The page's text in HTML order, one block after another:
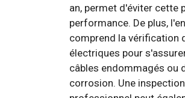
an, permet d'éviter cette
performance. De plus,
comprend la vérification
électriques pour
câbles endommagés ou
corrosion. Une